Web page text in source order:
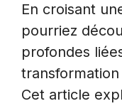
En croisant
pourriez
profondes
Cet article